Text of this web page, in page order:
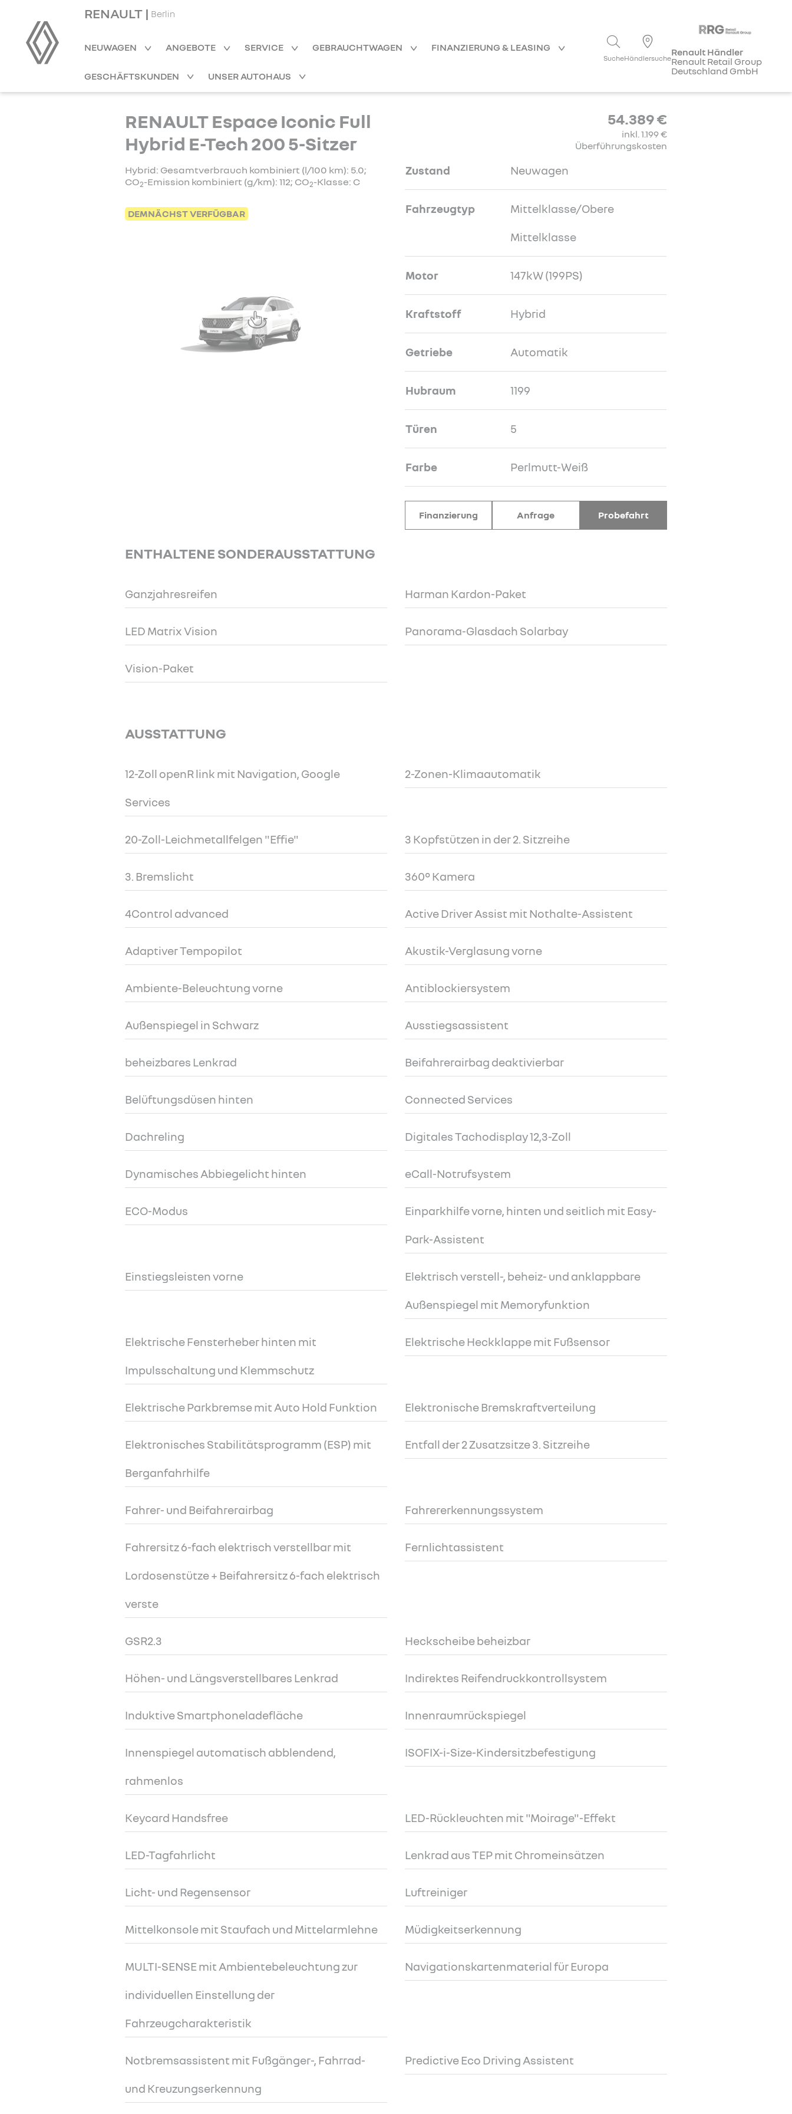
RENAULT | Berlin
NEUWAGEN ANGEBOTE SERVICE GEBRAUCHTWAGEN FINANZIERUNG & LEASING
GESCHÄFTSKUNDEN UNSER AUTOHAUS
SucheHändlersucheRenault Händler
Renault Retail Group
Deutschland GmbH
RENAULT Espace Iconic Full
Hybrid E-Tech 200 5-Sitzer
Hybrid: Gesamtverbrauch kombiniert (l/100 km): 5.0;
CO2-Emission kombiniert (g/km): 112; CO2-Klasse: C
DEMNÄCHST VERFÜGBAR
54.389 €
inkl. 1.199 €
Überführungskosten
Zustand Neuwagen
Fahrzeugtyp Mittelklasse/Obere
Mittelklasse
Motor 147kW (199PS)
Kraftstoff Hybrid
Getriebe Automatik
Hubraum 1199
Türen 5
Farbe Perlmutt-Weiß
Finanzierung Anfrage Probefahrt
ENTHALTENE SONDERAUSSTATTUNG
Ganzjahresreifen Harman Kardon-Paket
LED Matrix Vision Panorama-Glasdach Solarbay
Vision-Paket
AUSSTATTUNG
12-Zoll openR link mit Navigation, Google
Services
2-Zonen-Klimaautomatik
20-Zoll-Leichmetallfelgen "Effie" 3 Kopfstützen in der 2. Sitzreihe
3. Bremslicht 360° Kamera
4Control advanced Active Driver Assist mit Nothalte-Assistent
Adaptiver Tempopilot Akustik-Verglasung vorne
Ambiente-Beleuchtung vorne Antiblockiersystem
Außenspiegel in Schwarz Ausstiegsassistent
beheizbares Lenkrad Beifahrerairbag deaktivierbar
Belüftungsdüsen hinten Connected Services
Dachreling Digitales Tachodisplay 12,3-Zoll
Dynamisches Abbiegelicht hinten eCall-Notrufsystem
ECO-Modus Einparkhilfe vorne, hinten und seitlich mit Easy-
Park-Assistent
Einstiegsleisten vorne Elektrisch verstell-, beheiz- und anklappbare
Außenspiegel mit Memoryfunktion
Elektrische Fensterheber hinten mit
Impulsschaltung und Klemmschutz
Elektrische Heckklappe mit Fußsensor
Elektrische Parkbremse mit Auto Hold Funktion Elektronische Bremskraftverteilung
Elektronisches Stabilitätsprogramm (ESP) mit
Berganfahrhilfe
Entfall der 2 Zusatzsitze 3. Sitzreihe
Fahrer- und Beifahrerairbag Fahrererkennungssystem
Fahrersitz 6-fach elektrisch verstellbar mit
Lordosenstütze + Beifahrersitz 6-fach elektrisch
verste
Fernlichtassistent
GSR2.3 Heckscheibe beheizbar
Höhen- und Längsverstellbares Lenkrad Indirektes Reifendruckkontrollsystem
Induktive Smartphoneladefläche Innenraumrückspiegel
Innenspiegel automatisch abblendend,
rahmenlos
ISOFIX-i-Size-Kindersitzbefestigung
Keycard Handsfree LED-Rückleuchten mit "Moirage"-Effekt
LED-Tagfahrlicht Lenkrad aus TEP mit Chromeinsätzen
Licht- und Regensensor Luftreiniger
Mittelkonsole mit Staufach und Mittelarmlehne Müdigkeitserkennung
MULTI-SENSE mit Ambientebeleuchtung zur
individuellen Einstellung der
Fahrzeugcharakteristik
Navigationskartenmaterial für Europa
Notbremsassistent mit Fußgänger-, Fahrrad-
und Kreuzungserkennung
Predictive Eco Driving Assistent